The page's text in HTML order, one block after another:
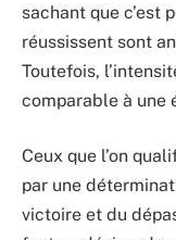
sachant que c’est
réussissent sont
Toutefois,
comparable à une
Ceux que l’on
par une
victoire et du